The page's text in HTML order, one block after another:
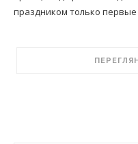
праздником только